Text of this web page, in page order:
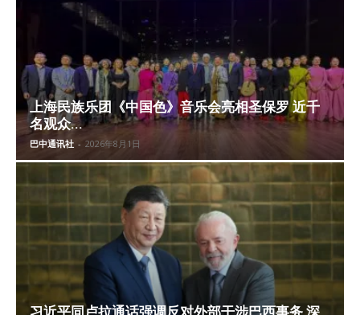
上海民族乐团《中国色》音乐会亮相圣保罗 近千
名观众...
巴中通讯社 - 2026年8月1日